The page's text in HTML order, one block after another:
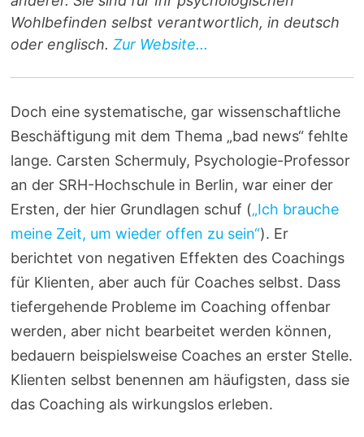
Wohlbefinden selbst verantwortlich, in deutsch
oder englisch.Zur Website...
Doch eine systematische, gar wissenschaftliche
Beschäftigung mit dem Thema „bad news“ fehlte
lange. Carsten Schermuly, Psychologie-Professor
an der SRH-Hochschule in Berlin, war einer der
Ersten, der hier Grundlagen schuf („Ich brauche
meine Zeit, um wieder offen zu sein“). Er
berichtet von negativen Effekten des Coachings
für Klienten, aber auch für Coaches selbst. Dass
tiefergehende Probleme im Coaching offenbar
werden, aber nicht bearbeitet werden können,
bedauern beispielsweise Coaches an erster Stelle.
Klienten selbst benennen am häufigsten, dass sie
das Coaching als wirkungslos erleben.